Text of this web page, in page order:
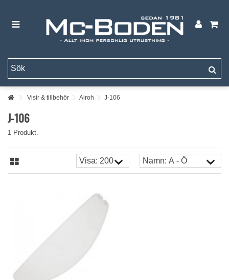
Visir & tillbehör Airoh J-106
J-106
1 Produkt.